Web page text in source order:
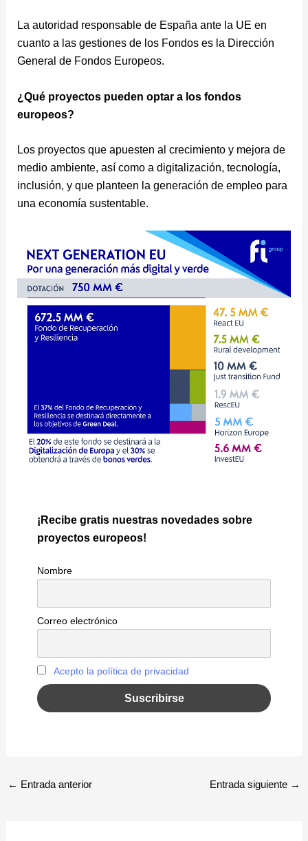
La autoridad responsable de España ante la UE en
cuanto a las gestiones de los Fondos es la Dirección
General de Fondos Europeos.
¿Qué proyectos pueden optar a los fondos
europeos?
Los proyectos que apuesten al crecimiento y mejora de
medio ambiente, así como a digitalización, tecnología,
inclusión, y que planteen la generación de empleo para
una economía sustentable.
¡Recibe gratis nuestras novedades sobre
proyectos europeos!
Nombre
Correo electrónico
Acepto la política de privacidad
← Entrada anterior Entrada siguiente →